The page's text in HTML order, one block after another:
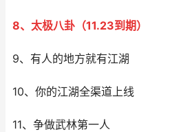
8、太极八卦（11.23到期）
9、有人的地方就有江湖
10、你的江湖全渠道上线
11、争做武林第一人